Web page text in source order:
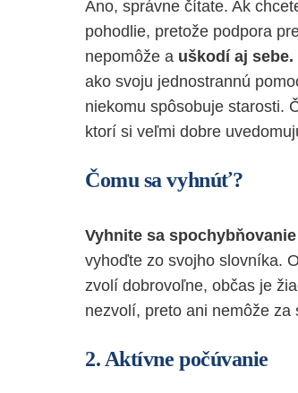
Áno, správne čítate. Ak
pohodlie, pretože podpora
nepomôže a uškodí aj sebe.
ako svoju jednostrannú
niekomu spôsobuje starosti.
ktorí si veľmi dobre
Čomu sa vyhnúť?
Vyhnite sa
vyhoďte zo svojho slovníka.
zvolí dobrovoľne, občas je
nezvolí, preto ani nemôže za
2. Aktívne počúvanie